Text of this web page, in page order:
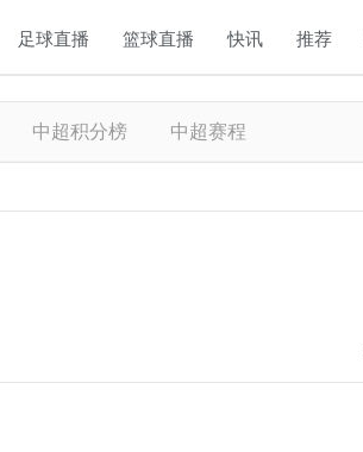
足球直播 篮球直播 快讯 推荐
中超积分榜 中超赛程